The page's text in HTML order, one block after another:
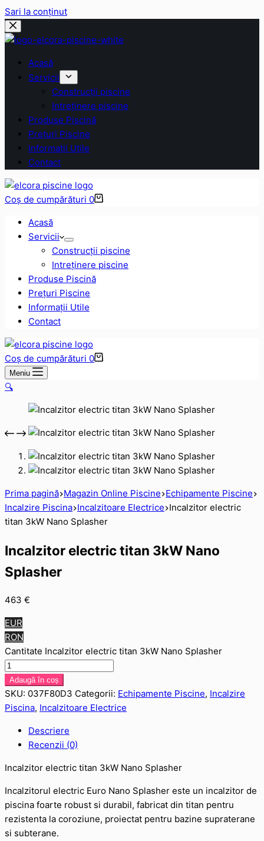
Sari la conținut
Acasă
Servicii
Construcții piscine
Intreținere piscine
Produse Piscină
Prețuri Piscine
Informații Utile
Contact
Coș de cumpărături 0
Acasă
Servicii
Construcții piscine
Intreținere piscine
Produse Piscină
Prețuri Piscine
Informații Utile
Contact
Coș de cumpărături 0
Meniu
🔍
Prima pagină Magazin Online Piscine Echipamente Piscine
Incalzire Piscina Incalzitoare Electrice Incalzitor electric
titan 3kW Nano Splasher
Incalzitor electric titan 3kW Nano
Splasher
463 €
EUR
RON
Cantitate Incalzitor electric titan 3kW Nano Splasher
Adaugă în coș
SKU: 037F80D3 Categorii: Echipamente Piscine, Incalzire
Piscina, Incalzitoare Electrice
Descriere
Recenzii (0)
Incalzitor electric titan 3kW Nano Splasher
Incalzitorul electric Euro Nano Splasher este un incalzitor de
piscina foarte robust si durabil, fabricat din titan pentru
rezistenta la coroziune, proiectat pentru bazine supraterane
si subterane.